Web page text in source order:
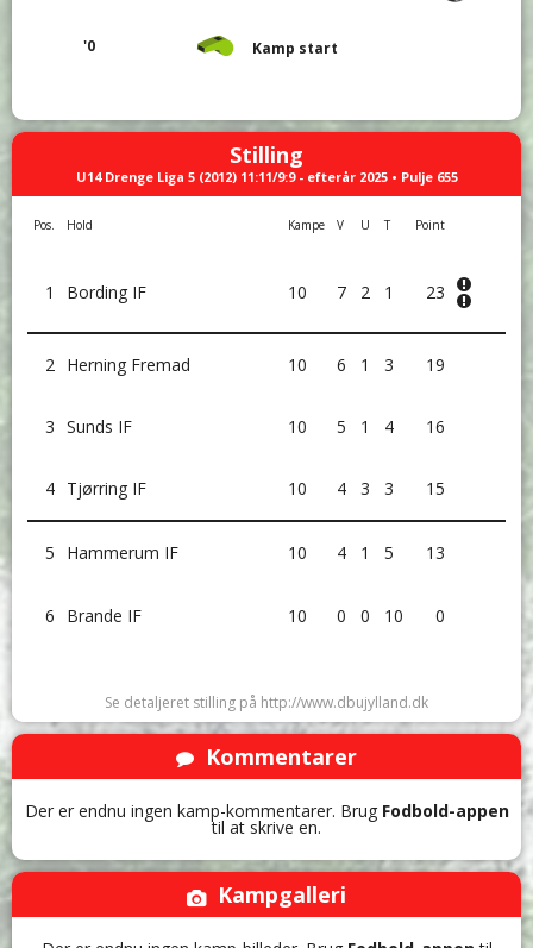
'0 Kamp start
Stilling
U14 Drenge Liga 5 (2012) 11:11/9:9 - efterår 2025 • Pulje 655
Pos. Hold Kampe V U T Point
1 Bording IF 10 7 2 1 23
2 Herning Fremad 10 6 1 3 19
3 Sunds IF 10 5 1 4 16
4 Tjørring IF 10 4 3 3 15
5 Hammerum IF 10 4 1 5 13
6 Brande IF 10 0 0 10 0
Se detaljeret stilling på http://www.dbujylland.dk
Kommentarer
Der er endnu ingen kamp-kommentarer. Brug Fodbold-appen
til at skrive en.
Kampgalleri